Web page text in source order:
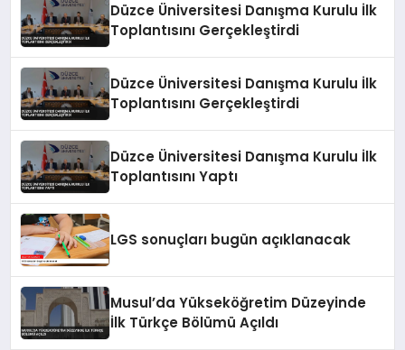
Düzce Üniversitesi Danışma Kurulu İlk
Toplantısını Gerçekleştirdi
Düzce Üniversitesi Danışma Kurulu İlk
Toplantısını Gerçekleştirdi
Düzce Üniversitesi Danışma Kurulu İlk
Toplantısını Yaptı
LGS sonuçları bugün açıklanacak
Musul’da Yükseköğretim Düzeyinde
İlk Türkçe Bölümü Açıldı